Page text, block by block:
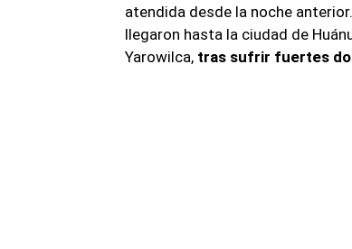
atendida desde la noche
llegaron hasta la ciudad de
Yarowilca, tras sufrir fuertes